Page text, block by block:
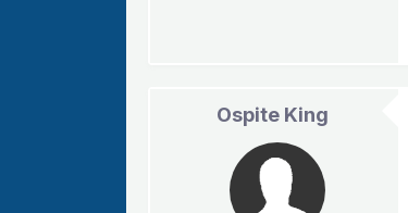
Ospite King